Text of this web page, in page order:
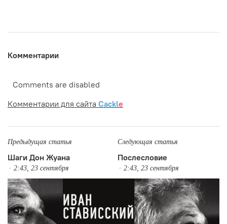
Комментарии
Comments are disabled
Комментарии для сайта Cackle
Предыдущая статья
Шаги Дон Жуана
2:43, 23 сентября
Следующая статья
Послесловие
2:43, 23 сентября